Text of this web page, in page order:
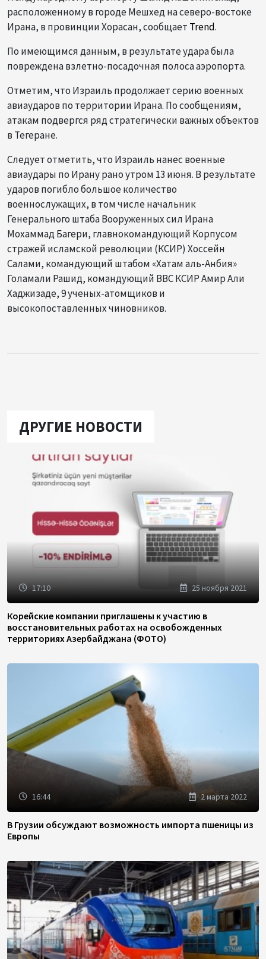
расположенному в городе Мешхед на северо-востоке
Ирана, в провинции Хорасан, сообщает Trend.
По имеющимся данным, в результате удара была
повреждена взлетно-посадочная полоса аэропорта.
Отметим, что Израиль продолжает серию военных
авиаударов по территории Ирана. По сообщениям,
атакам подвергся ряд стратегически важных объектов
в Тегеране.
Следует отметить, что Израиль нанес военные
авиаудары по Ирану рано утром 13 июня. В результате
ударов погибло большое количество
военнослужащих, в том числе начальник
Генерального штаба Вооруженных сил Ирана
Мохаммад Багери, главнокомандующий Корпусом
стражей исламской революции (КСИР) Хоссейн
Салами, командующий штабом «Хатам аль-Анбия»
Голамали Рашид, командующий ВВС КСИР Амир Али
Хаджизаде, 9 ученых-атомщиков и
высокопоставленных чиновников.
ДРУГИЕ НОВОСТИ
17:10 25 ноября 2021
Корейские компании приглашены к участию в
восстановительных работах на освобожденных
территориях Азербайджана (ФОТО)
16:44 2 марта 2022
В Грузии обсуждают возможность импорта пшеницы из
Европы